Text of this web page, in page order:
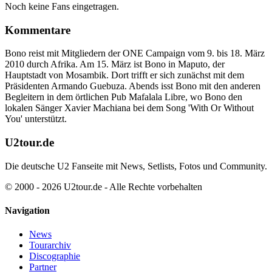
Noch keine Fans eingetragen.
Kommentare
Bono reist mit Mitgliedern der ONE Campaign vom 9. bis 18. März
2010 durch Afrika. Am 15. März ist Bono in Maputo, der
Hauptstadt von Mosambik. Dort trifft er sich zunächst mit dem
Präsidenten Armando Guebuza. Abends isst Bono mit den anderen
Begleitern in dem örtlichen Pub Mafalala Libre, wo Bono den
lokalen Sänger Xavier Machiana bei dem Song 'With Or Without
You' unterstützt.
U2tour.de
Die deutsche U2 Fanseite mit News, Setlists, Fotos und Community.
© 2000 - 2026 U2tour.de - Alle Rechte vorbehalten
Navigation
News
Tourarchiv
Discographie
Partner